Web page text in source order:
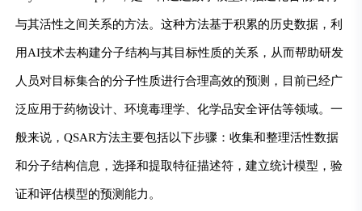
与其活性之间关系的方法。这种方法基于积累的历史数据，利
用AI技术去构建分子结构与其目标性质的关系，从而帮助研发
人员对目标集合的分子性质进行合理高效的预测，目前已经广
泛应用于药物设计、环境毒理学、化学品安全评估等领域。一
般来说，QSAR方法主要包括以下步骤：收集和整理活性数据
和分子结构信息，选择和提取特征描述符，建立统计模型，验
证和评估模型的预测能力。